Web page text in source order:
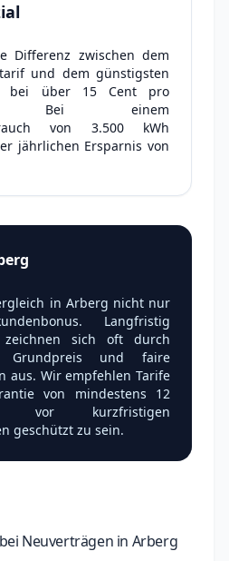
Differenz zwischen dem
und dem günstigsten
bei über 15 Cent pro
Bei einem
von 3.500 kWh
jährlichen Ersparnis von
in Arberg nicht nur
Langfristig
zeichnen sich oft durch
Grundpreis und faire
aus. Wir empfehlen Tarife
von mindestens 12
vor kurzfristigen
geschützt zu sein.
Neuverträgen in Arberg